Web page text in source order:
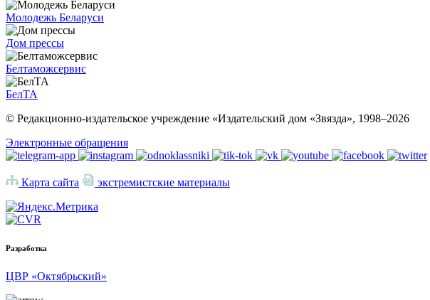
Молодежь Беларуси
Дом прессы
Белтаможсервис
БелТА
© Редакционно-издательское учреждение «Издательский дом «Звязда», 1998–2026
Электронные обращения
Карта сайта экстремистские материалы
Разработка
ЦВР «Октябрьский»